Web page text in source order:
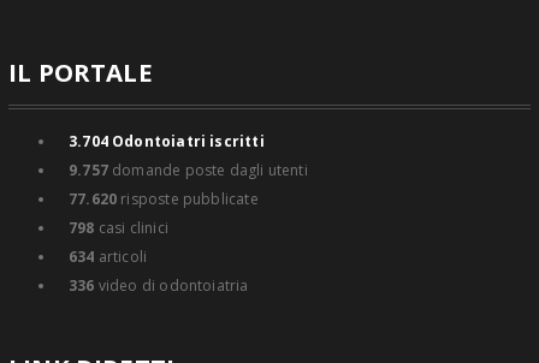
IL PORTALE
3.704Odontoiatri iscritti
9.757domande poste dagli utenti
77.620 risposte pubblicate
798 casi clinici
634 articoli
336 video di odontoiatria